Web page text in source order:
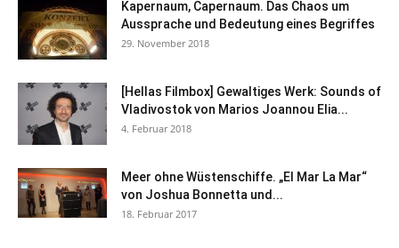
Kapernaum, Capernaum. Das Chaos um
Aussprache und Bedeutung eines Begriffes
29. November 2018
[Hellas Filmbox] Gewaltiges Werk: Sounds of
Vladivostok von Marios Joannou Elia...
4. Februar 2018
Meer ohne Wüstenschiffe. „El Mar La Mar“
von Joshua Bonnetta und...
18. Februar 2017